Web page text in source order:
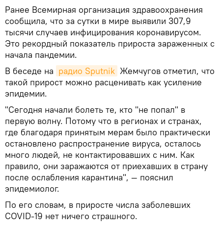
Ранее Всемирная организация здравоохранения
сообщила, что за сутки в мире выявили 307,9
тысячи случаев инфицирования коронавирусом.
Это рекордный показатель прироста зараженных с
начала пандемии.
В беседе на радио Sputnik Жемчугов отметил, что
такой прирост можно расценивать как усиление
эпидемии.
"Сегодня начали болеть те, кто "не попал" в
первую волну. Потому что в регионах и странах,
где благодаря принятым мерам было практически
остановлено распространение вируса, осталось
много людей, не контактировавших с ним. Как
правило, они заражаются от приехавших в страну
после ослабления карантина", — пояснил
эпидемиолог.
По его словам, в приросте числа заболевших
COVID-19 нет ничего страшного.